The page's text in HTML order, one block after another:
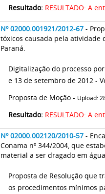
Resultado: RESULTADO: A
Nº 02000.001921/2012-67 -
tóxicos causada pela atividade
Paraná.
Digitalização do processo
e 13 de setembro de 2012 -
Proposta de Moção - Upload:
Resultado: RESULTADO: A
Nº 02000.002120/2010-57 -
Conama nº 344/2004, que
material a ser dragado em
Proposta de Resolução que
os procedimentos mínimos